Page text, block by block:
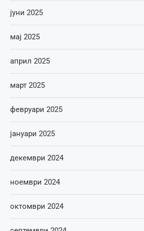
јуни 2025
мај 2025
април 2025
март 2025
февруари 2025
јануари 2025
декември 2024
ноември 2024
октомври 2024